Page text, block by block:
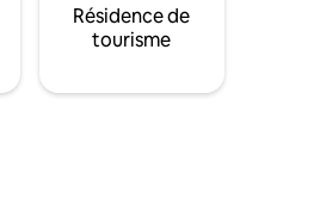
Résidence de
tourisme